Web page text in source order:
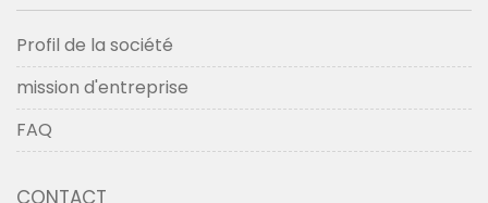
Profil de la société
mission d'entreprise
FAQ